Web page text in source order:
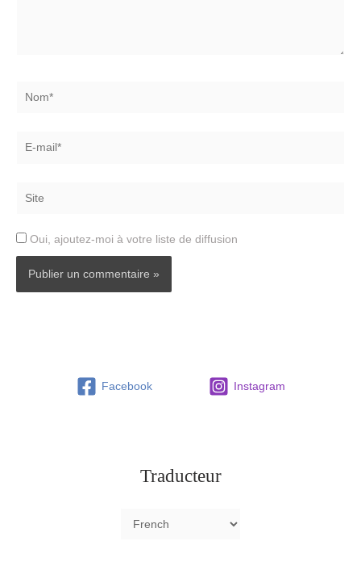
mail*
Oui, ajoutez-moi à votre liste de diffusion
Facebook Instagram
Traducteur